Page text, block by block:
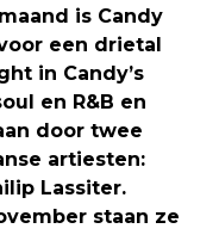
is Candy
een drietal
in Candy’s
en R&B en
door twee
artiesten:
Lassiter.
staan ze